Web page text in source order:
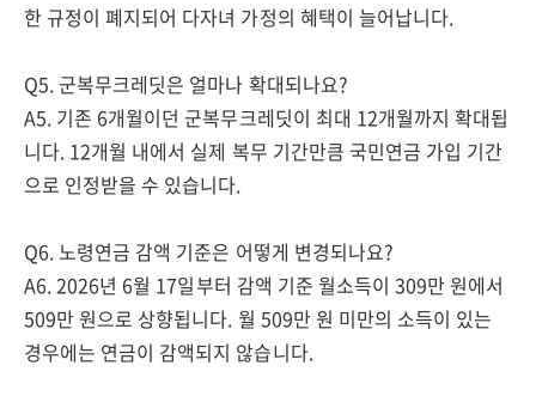
한 규정이 폐지되어 다자녀 가정의 혜택이 늘어납니다.
Q5. 군복무크레딧은 얼마나 확대되나요?
A5. 기존 6개월이던 군복무크레딧이 최대 12개월까지 확대됩
니다. 12개월 내에서 실제 복무 기간만큼 국민연금 가입 기간
으로 인정받을 수 있습니다.
Q6. 노령연금 감액 기준은 어떻게 변경되나요?
A6. 2026년 6월 17일부터 감액 기준 월소득이 309만 원에서
509만 원으로 상향됩니다. 월 509만 원 미만의 소득이 있는
경우에는 연금이 감액되지 않습니다.